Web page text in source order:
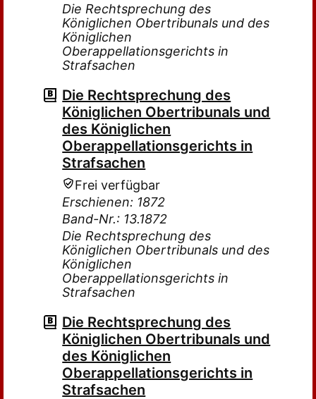
Die Rechtsprechung des
Königlichen Obertribunals und des
Königlichen
Oberappellationsgerichts in
Strafsachen
Die Rechtsprechung des
Königlichen Obertribunals und
des Königlichen
Oberappellationsgerichts in
Strafsachen
Frei verfügbar
Erschienen: 1872
Band-Nr.: 13.1872
Die Rechtsprechung des
Königlichen Obertribunals und des
Königlichen
Oberappellationsgerichts in
Strafsachen
Die Rechtsprechung des
Königlichen Obertribunals und
des Königlichen
Oberappellationsgerichts in
Strafsachen